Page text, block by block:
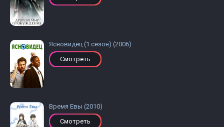
Ясновидец (1 сезон) (2006)
Смотреть
Время Евы (2010)
Смотреть